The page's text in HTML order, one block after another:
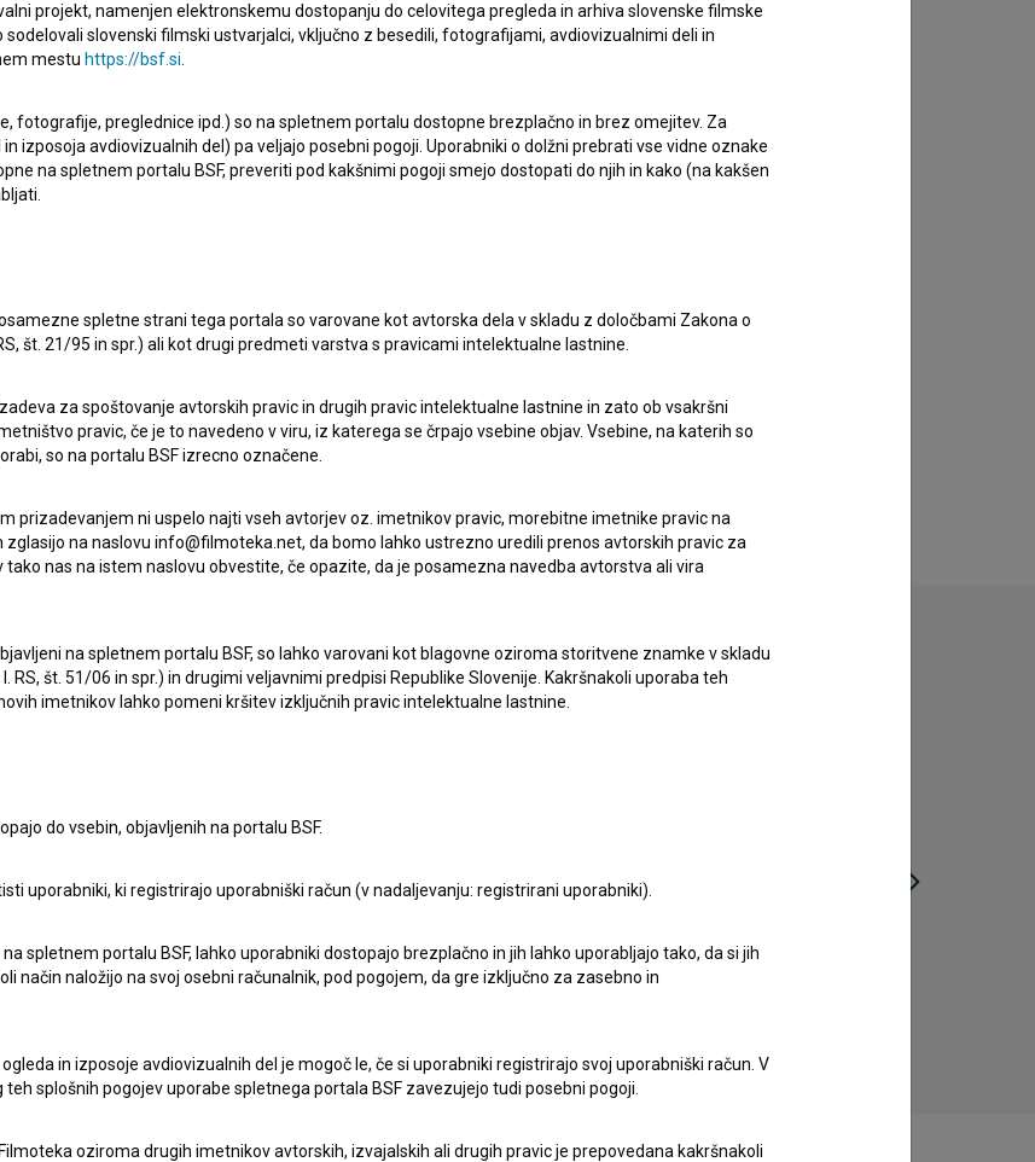
Oglejte si
Všechno bude (2018) Najbolje zate in za vse druge (2024)
projekt, namenjen elektronskemu dostopanju do celovitega pregleda in arhiva slovenske filmske
slovenski filmski ustvarjalci, vključno z besedili, fotografijami, avdiovizualnimi deli in
mestu https://bsf.si
fotografije, preglednice ipd.) so na spletnem portalu dostopne brezplačno in brez omejitev. Za
izposoja avdiovizualnih del) pa veljajo posebni pogoji. Uporabniki o dolžni prebrati vse vidne oznake
na spletnem portalu BSF, preveriti pod kakšnimi pogoji smejo dostopati do njih in kako (na kakšen
spletne strani tega portala so varovane kot avtorska dela v skladu z določbami Zakona o
št. 21/95 in spr.) ali kot drugi predmeti varstva s pravicami intelektualne lastnine.
za spoštovanje avtorskih pravic in drugih pravic intelektualne lastnine in zato ob vsakršni
pravic, če je to navedeno v viru, iz katerega se črpajo vsebine objav. Vsebine, na katerih so
so na portalu BSF izrecno označene.
prizadevanjem ni uspelo najti vseh avtorjev oz. imetnikov pravic, morebitne imetnike pravic na
na naslovu info@filmoteka.net, da bomo lahko ustrezno uredili prenos avtorskih pravic za
tako nas na istem naslovu obvestite, če opazite, da je posamezna navedba avtorstva ali vira
na spletnem portalu BSF, so lahko varovani kot blagovne oziroma storitvene znamke v skladu
RS, št. 51/06 in spr.) in drugimi veljavnimi predpisi Republike Slovenije. Kakršnakoli uporaba teh
imetnikov lahko pomeni kršitev izključnih pravic intelektualne lastnine.
do vsebin, objavljenih na portalu BSF.
uporabniki, ki registrirajo uporabniški račun (v nadaljevanju: registrirani uporabniki).
spletnem portalu BSF, lahko uporabniki dostopajo brezplačno in jih lahko uporabljajo tako, da si jih
način naložijo na svoj osebni računalnik, pod pogojem, da gre izključno za zasebno in
in izposoje avdiovizualnih del je mogoč le, če si uporabniki registrirajo svoj uporabniški račun. V
splošnih pogojev uporabe spletnega portala BSF zavezujejo tudi posebni pogoji.
oziroma drugih imetnikov avtorskih, izvajalskih ali drugih pravic je prepovedana kakršnakoli